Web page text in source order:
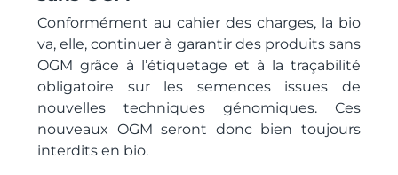
Conformément au cahier des charges, la bio
va, elle, continuer à garantir des produits sans
OGM grâce à l’étiquetage et à la traçabilité
obligatoire sur les semences issues de
nouvelles techniques génomiques. Ces
nouveaux OGM seront donc bien toujours
interdits en bio.